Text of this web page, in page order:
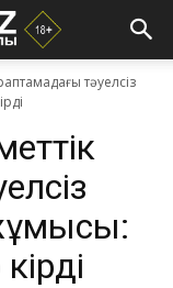
тәуелсіз